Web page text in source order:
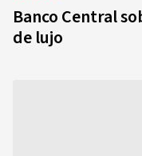
Banco Central
de lujo